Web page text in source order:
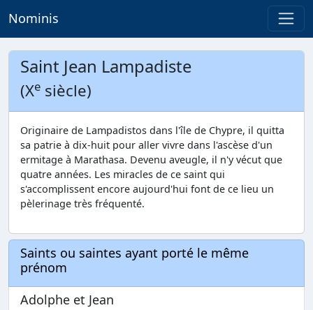
Nominis
Saint Jean Lampadiste
(Xe siècle)
Originaire de Lampadistos dans l'île de Chypre, il quitta
sa patrie à dix-huit pour aller vivre dans l'ascèse d'un
ermitage à Marathasa. Devenu aveugle, il n'y vécut que
quatre années. Les miracles de ce saint qui
s'accomplissent encore aujourd'hui font de ce lieu un
pèlerinage très fréquenté.
Saints ou saintes ayant porté le même
prénom
Adolphe et Jean